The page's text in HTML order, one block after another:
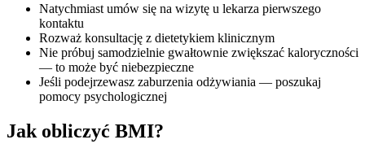
Natychmiast umów się na wizytę u lekarza pierwszego
kontaktu
Rozważ konsultację z dietetykiem klinicznym
Nie próbuj samodzielnie gwałtownie zwiększać kaloryczności
— to może być niebezpieczne
Jeśli podejrzewasz zaburzenia odżywiania — poszukaj
pomocy psychologicznej
Jak obliczyć BMI?